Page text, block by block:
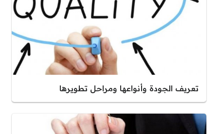
تعريف الجودة وأنواعها ومراحل تطويرها